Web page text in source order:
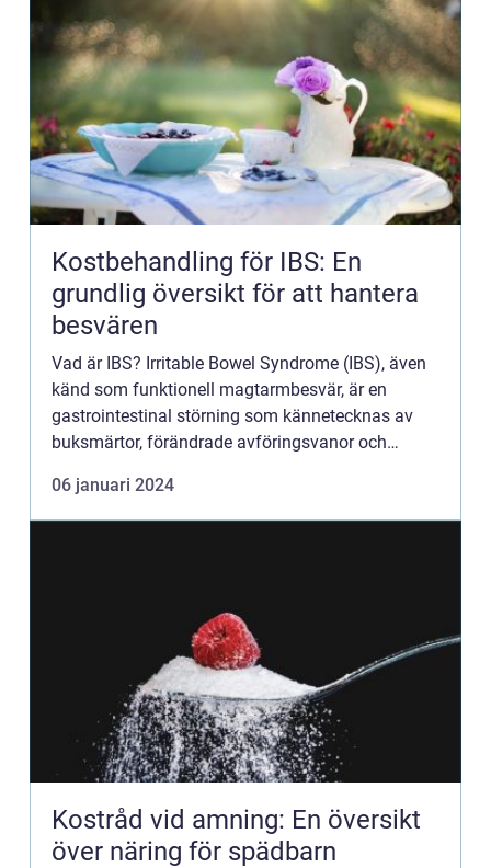
Kostbehandling för IBS: En
grundlig översikt för att hantera
besvären
Vad är IBS? Irritable Bowel Syndrome (IBS), även
känd som funktionell magtarmbesvär, är en
gastrointestinal störning som kännetecknas av
buksmärtor, förändrade avföringsvanor och
kosten en viktig faktor f...
06 januari 2024
Kostråd vid amning: En översikt
över näring för spädbarn